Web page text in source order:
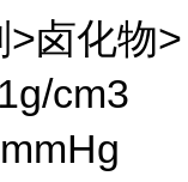
卤化物>
cm3